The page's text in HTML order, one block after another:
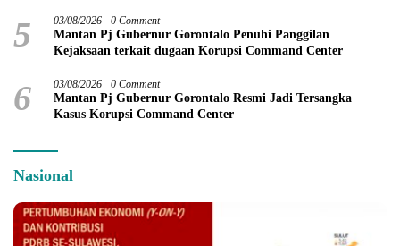
5 03/08/2026 0 Comment
Mantan Pj Gubernur Gorontalo Penuhi Panggilan
Kejaksaan terkait dugaan Korupsi Command Center
6 03/08/2026 0 Comment
Mantan Pj Gubernur Gorontalo Resmi Jadi Tersangka
Kasus Korupsi Command Center
Nasional